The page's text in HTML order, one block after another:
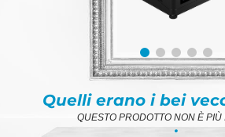
Quelli erano i bei
QUESTO PRODOTTO NON È PIÙ
.